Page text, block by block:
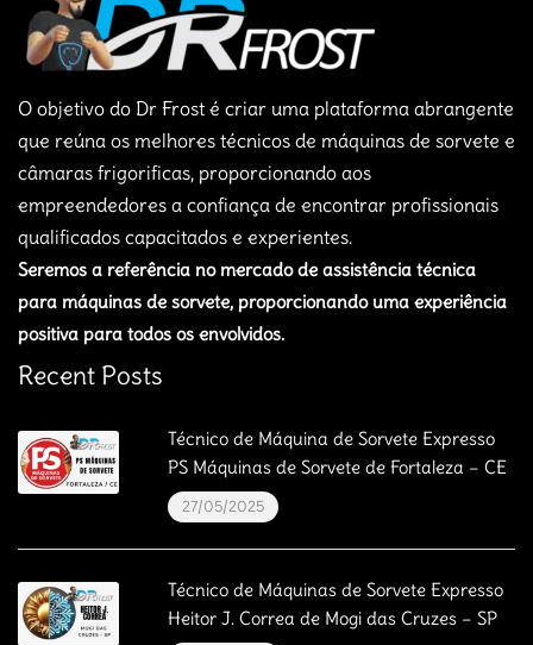
O objetivo do Dr Frost é criar uma plataforma abrangente
que reúna os melhores técnicos de máquinas de sorvete e
câmaras frigorificas, proporcionando aos
empreendedores a confiança de encontrar profissionais
qualificados capacitados e experientes.
Seremos a referência no mercado de assistência técnica
para máquinas de sorvete, proporcionando uma experiência
positiva para todos os envolvidos.
Recent Posts
Técnico de Máquina de Sorvete Expresso
PS Máquinas de Sorvete de Fortaleza – CE
27/05/2025
Técnico de Máquinas de Sorvete Expresso
Heitor J. Correa de Mogi das Cruzes – SP